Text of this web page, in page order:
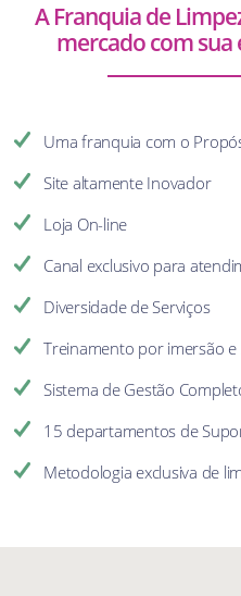
A Franquia de
mercado com sua
Uma franquia com o
Site altamente Inovador
Loja On-line
Canal exclusivo para
Diversidade de Serviços
Treinamento por imersão
Sistema de Gestão
15 departamentos de
Metodologia exclusiva de